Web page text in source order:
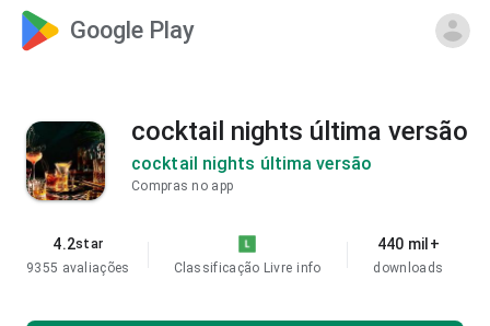
Google Play
cocktail nights última versão
cocktail nights última versão
Compras no app
4.2star
9355 avaliações
Classificação Livre info
440 mil+
downloads